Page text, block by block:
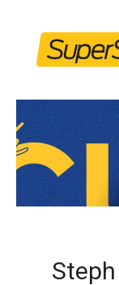
content